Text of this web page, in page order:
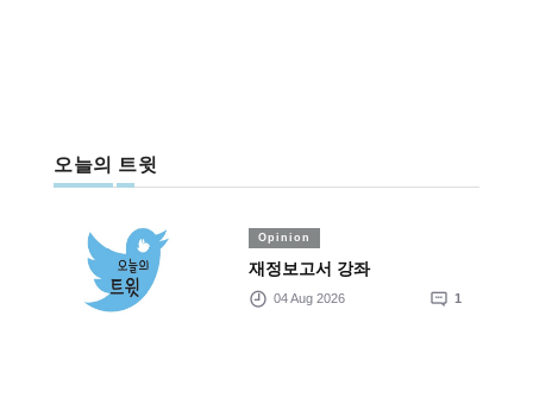
오늘의 트윗
Opinion
재정보고서 강좌
04 Aug 2026 1